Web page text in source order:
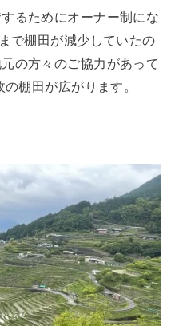
るためにオーナー制にな
で棚田が減少していたの
の方々のご協力があって
棚田が広がります。